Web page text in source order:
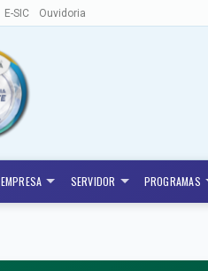
E-SIC Ouvidoria
EMPRESA SERVIDOR PROGRAMAS